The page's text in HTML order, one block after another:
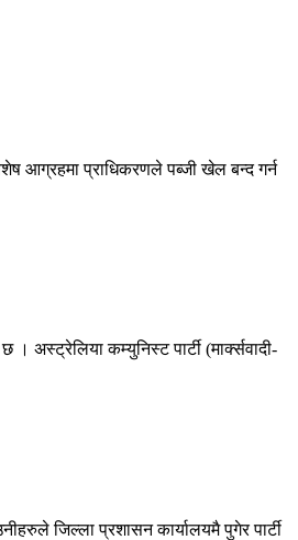
आग्रहमा प्राधिकरणले पब्जी खेल बन्द गर्न
अस्ट्रेलिया कम्युनिस्ट पार्टी (मार्क्सवादी-
जिल्ला प्रशासन कार्यालयमै पुगेर पार्टी